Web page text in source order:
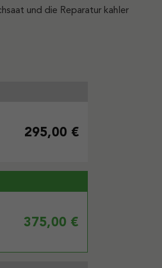
und die Reparatur kahler
295,00 €
375,00 €